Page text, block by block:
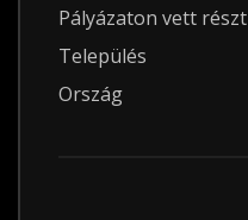
Pályázaton vett részt
Település
Ország